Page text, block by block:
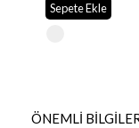
Sepete Ekle
ÖNEMLİ